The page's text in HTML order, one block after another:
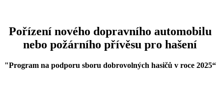
Pořízení nového dopravního automobilu
nebo požárního přívěsu pro hašení
"Program na podporu sboru dobrovolných hasičů v roce 2025“